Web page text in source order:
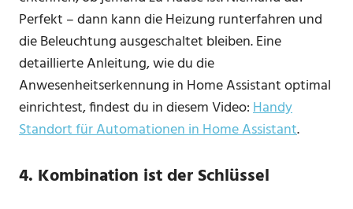
Perfekt – dann kann die Heizung runterfahren und
die Beleuchtung ausgeschaltet bleiben. Eine
detaillierte Anleitung, wie du die
Anwesenheitserkennung in Home Assistant optimal
einrichtest, findest du in diesem Video:Handy
Standort für Automationen in Home Assistant.
4. Kombination ist der Schlüssel